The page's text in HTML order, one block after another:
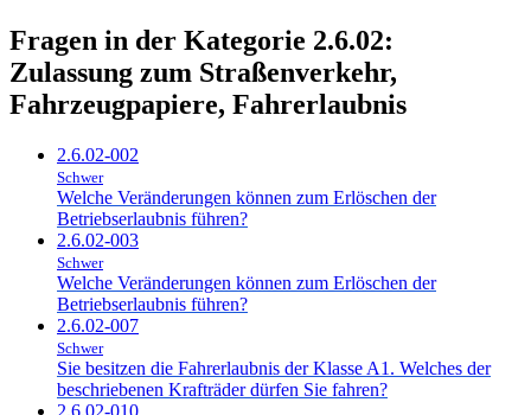
Fragen in der Kategorie 2.6.02:
Zulassung zum Straßenverkehr,
Fahrzeugpapiere, Fahrerlaubnis
2.6.02-002
Schwer
Welche Veränderungen können zum Erlöschen der
Betriebserlaubnis führen?
2.6.02-003
Schwer
Welche Veränderungen können zum Erlöschen der
Betriebserlaubnis führen?
2.6.02-007
Schwer
Sie besitzen die Fahrerlaubnis der Klasse A1. Welches der
beschriebenen Krafträder dürfen Sie fahren?
2.6.02-010